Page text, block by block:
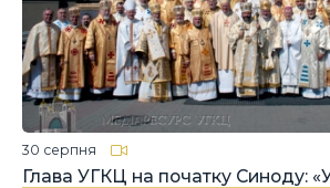
Глава УГКЦ на початку Синоду:
30 серпня